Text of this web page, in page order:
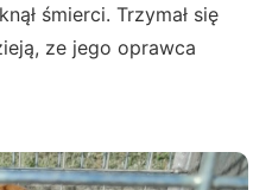
śmierci. Trzymał się
ze jego oprawca